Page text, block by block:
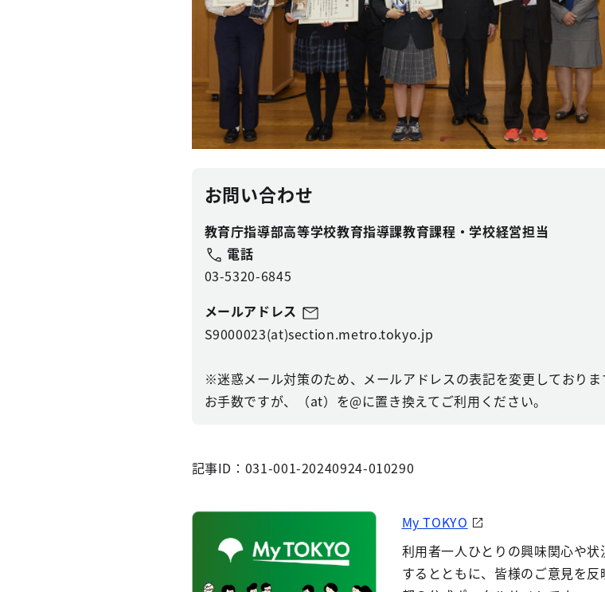
お問い合わせ
教育庁指導部高等学校教育指導課教育課程・学校経営担当
電話
03-5320-6845
メールアドレス
S9000023(at)section.metro.tokyo.jp
※迷惑メール対策のため、メールアドレスの表記を変更しておりま
お手数ですが、（at）を@に置き換えてご利用ください。
記事ID：031-001-20240924-010290
My TOKYO
利用者一人ひとりの興味関心や
するとともに、皆様のご意見を